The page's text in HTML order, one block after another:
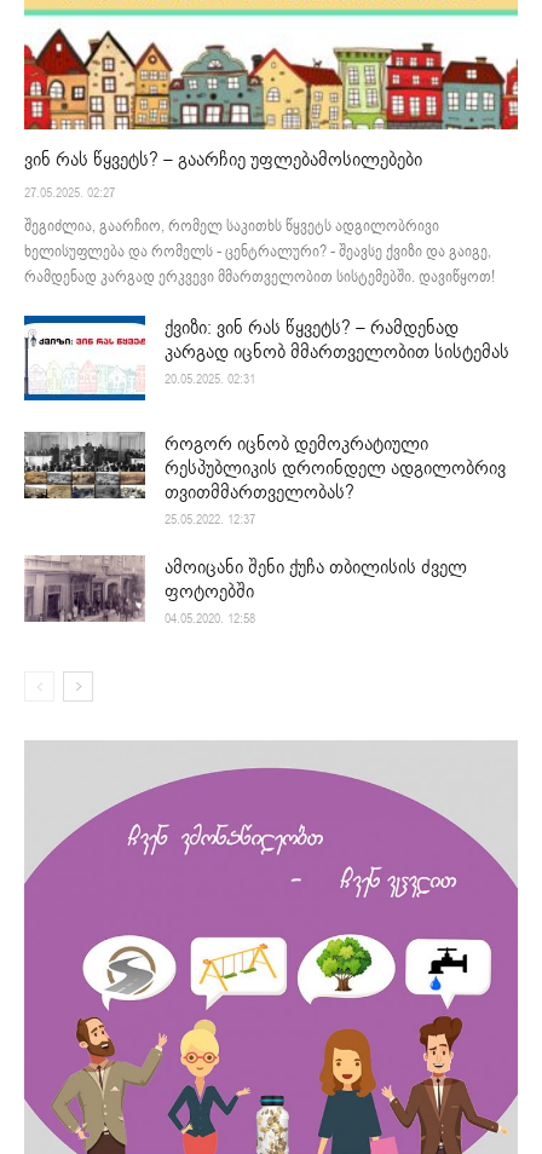
ვინ რას წყვეტს? – გაარჩიე უფლებამოსილებები
27.05.2025. 02:27
შეგიძლია, გაარჩიო, რომელ საკითხს წყვეტს ადგილობრივი
ხელისუფლება და რომელს - ცენტრალური? - შეავსე ქვიზი და გაიგე,
რამდენად კარგად ერკვევი მმართველობით სისტემებში. დავიწყოთ!
ქვიზი: ვინ რას წყვეტს? – რამდენად
კარგად იცნობ მმართველობით სისტემას
20.05.2025. 02:31
როგორ იცნობ დემოკრატიული
რესპუბლიკის დროინდელ ადგილობრივ
თვითმმართველობას?
25.05.2022. 12:37
ამოიცანი შენი ქუჩა თბილისის ძველ
ფოტოებში
04.05.2020. 12:58